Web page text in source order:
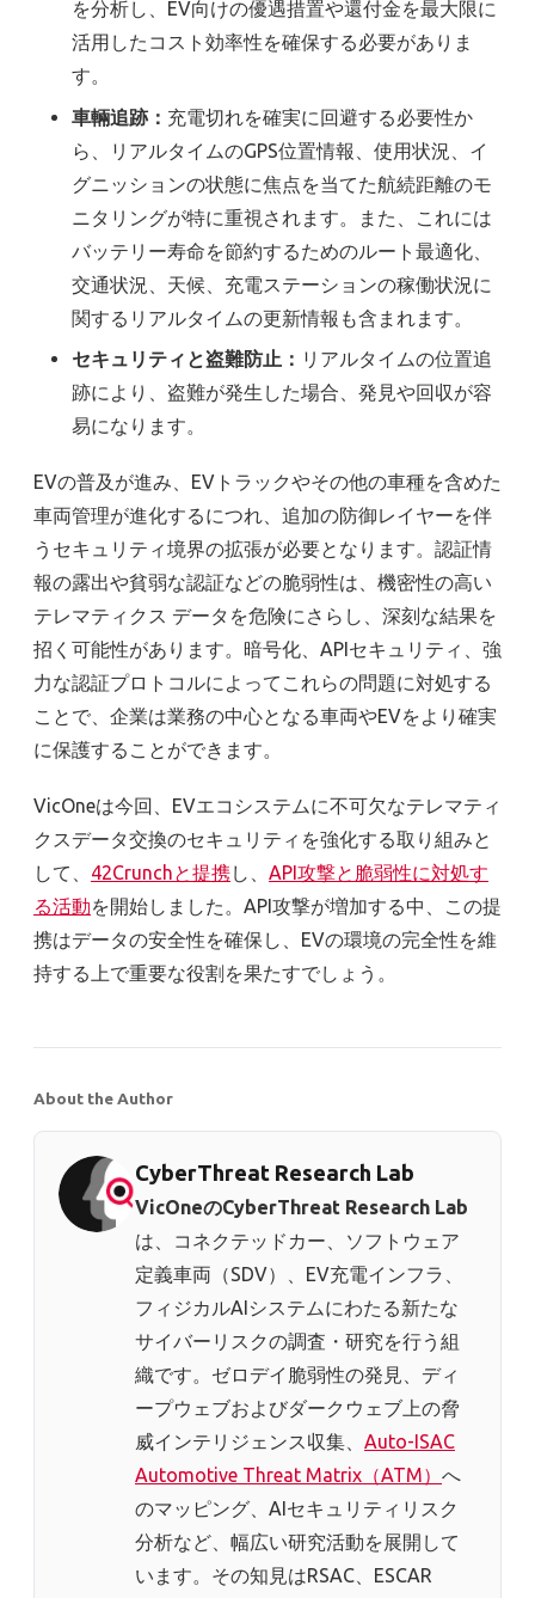
を分析し、EV向けの優遇措置や還付金を最大限に
活用したコスト効率性を確保する必要がありま
す。
車輛追跡： 充電切れを確実に回避する必要性か
ら、リアルタイムのGPS位置情報、使用状況、イ
グニッションの状態に焦点を当てた航続距離のモ
ニタリングが特に重視されます。また、これには
バッテリー寿命を節約するためのルート最適化、
交通状況、天候、充電ステーションの稼働状況に
関するリアルタイムの更新情報も含まれます。
セキュリティと盗難防止： リアルタイムの位置追
跡により、盗難が発生した場合、発見や回収が容
易になります。
EVの普及が進み、EVトラックやその他の車種を含めた
車両管理が進化するにつれ、追加の防御レイヤーを伴
うセキュリティ境界の拡張が必要となります。認証情
報の露出や貧弱な認証などの脆弱性は、機密性の高い
テレマティクス データを危険にさらし、深刻な結果を
招く可能性があります。暗号化、APIセキュリティ、強
力な認証プロトコルによってこれらの問題に対処する
ことで、企業は業務の中心となる車両やEVをより確実
に保護することができます。
VicOneは今回、 EVエコシステムに不可欠なテレマティ
クスデータ交換のセキュリティを強化する取り組みと
して、 42Crunchと提携し、 API攻撃と脆弱性に対処す
る活動を開始しました。 API攻撃が増加する中、この提
携はデータの安全性を確保し、 EVの環境の完全性を維
持する上で重要な役割を果たすでしょう。
About the Author
CyberThreat Research Lab
VicOneのCyberThreat Research Lab
は、コネクテッドカー、ソフトウェア
定義車両（SDV）、EV充電インフラ、
フィジカルAIシステムにわたる新たな
サイバーリスクの調査・研究を行う組
織です。ゼロデイ脆弱性の発見、ディ
ープウェブおよびダークウェブ上の脅
威インテリジェンス収集、 Auto-ISAC
Automotive Threat Matrix（ATM） へ
のマッピング、AIセキュリティリスク
分析など、幅広い研究活動を展開して
います。その知見はRSAC、ESCAR